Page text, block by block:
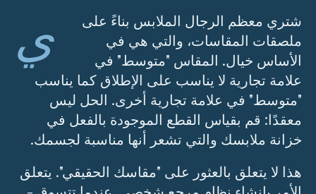
ي
شتري معظم الرجال الملابس بناءً على
ملصقات المقاسات، والتي هي في
الأساس خيال. المقاس "متوسط" في
علامة تجارية لا يناسب على الإطلاق كما يناسب
"متوسط" في علامة تجارية أخرى. الحل ليس
معقدًا: قم بقياس القطع الموجودة بالفعل في
خزانة ملابسك والتي تشعر أنها مناسبة لجسمك.
هذا لا يتعلق بالعثور على "مقاسك الحقيقي". يتعلق